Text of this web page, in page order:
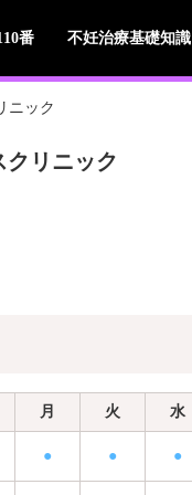
番 不妊治療基礎知識
ニック
リニック
月 火 水
● ● ●